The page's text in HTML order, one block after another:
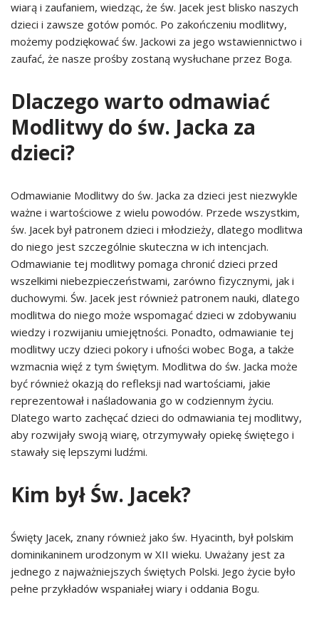
wiarą i zaufaniem, wiedząc, że św. Jacek jest blisko naszych
dzieci i zawsze gotów pomóc. Po zakończeniu modlitwy,
możemy podziękować św. Jackowi za jego wstawiennictwo i
zaufać, że nasze prośby zostaną wysłuchane przez Boga.
Dlaczego warto odmawiać
Modlitwy do św. Jacka za
dzieci?
Odmawianie Modlitwy do św. Jacka za dzieci jest niezwykle
ważne i wartościowe z wielu powodów. Przede wszystkim,
św. Jacek był patronem dzieci i młodzieży, dlatego modlitwa
do niego jest szczególnie skuteczna w ich intencjach.
Odmawianie tej modlitwy pomaga chronić dzieci przed
wszelkimi niebezpieczeństwami, zarówno fizycznymi, jak i
duchowymi. Św. Jacek jest również patronem nauki, dlatego
modlitwa do niego może wspomagać dzieci w zdobywaniu
wiedzy i rozwijaniu umiejętności. Ponadto, odmawianie tej
modlitwy uczy dzieci pokory i ufności wobec Boga, a także
wzmacnia więź z tym świętym. Modlitwa do św. Jacka może
być również okazją do refleksji nad wartościami, jakie
reprezentował i naśladowania go w codziennym życiu.
Dlatego warto zachęcać dzieci do odmawiania tej modlitwy,
aby rozwijały swoją wiarę, otrzymywały opiekę świętego i
stawały się lepszymi ludźmi.
Kim był Św. Jacek?
Święty Jacek, znany również jako św. Hyacinth, był polskim
dominikaninem urodzonym w XII wieku. Uważany jest za
jednego z najważniejszych świętych Polski. Jego życie było
pełne przykładów wspaniałej wiary i oddania Bogu.